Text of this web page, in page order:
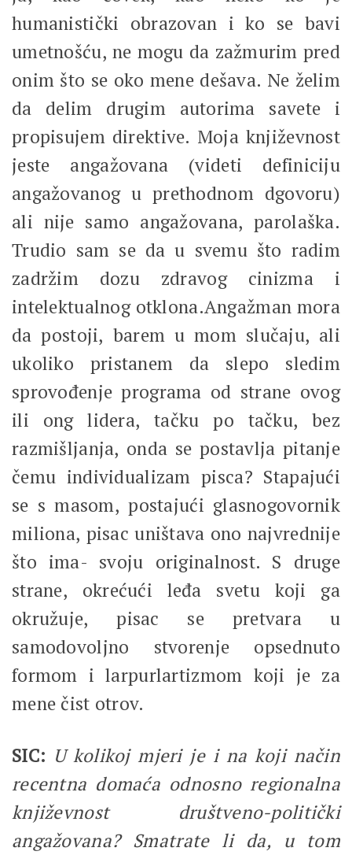
humanistički obrazovan i ko se bavi
umetnošću, ne mogu da zažmurim pred
onim što se oko mene dešava. Ne želim
da delim drugim autorima savete i
propisujem direktive. Moja književnost
jeste angažovana (videti definiciju
angažovanog u prethodnom dgovoru)
ali nije samo angažovana, parolaška.
Trudio sam se da u svemu što radim
zadržim dozu zdravog cinizma i
intelektualnog otklona.Angažman mora
da postoji, barem u mom slučaju, ali
ukoliko pristanem da slepo sledim
sprovođenje programa od strane ovog
ili ong lidera, tačku po tačku, bez
razmišljanja, onda se postavlja pitanje
čemu individualizam pisca? Stapajući
se s masom, postajući glasnogovornik
miliona, pisac uništava ono najvrednije
što ima- svoju originalnost. S druge
strane, okrećući leđa svetu koji ga
okružuje, pisac se pretvara u
samodovoljno stvorenje opsednuto
formom i larpurlartizmom koji je za
mene čist otrov.
SIC: U kolikoj mjeri je i na koji način
recentna domaća odnosno regionalna
književnost društveno-politički
angažovana? Smatrate li da, u tom